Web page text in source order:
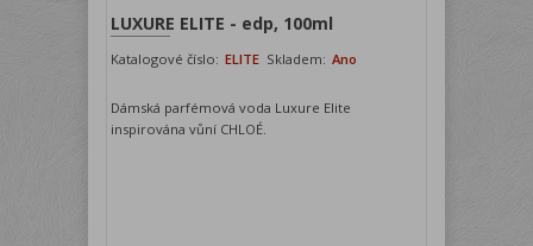
LUXURE ELITE - edp, 100ml
Katalogové číslo: ELITE Skladem: Ano
Dámská parfémová voda Luxure Elite
inspirována vůní CHLOÉ.